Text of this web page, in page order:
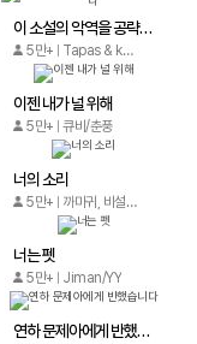
이 소설의 악역을 공략하겠습니다
5만+ Tapas & kuaikan Comics
이젠 내가 널 위해
5만+ 큐비/춘풍
너의 소리
5만+ 까마귀, 비설, 비아이
너는 펫
5만+ Jiman/YY
연하 문제아에게 반했습니다